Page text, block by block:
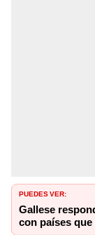
PUEDES VER:
Gallese
con países que